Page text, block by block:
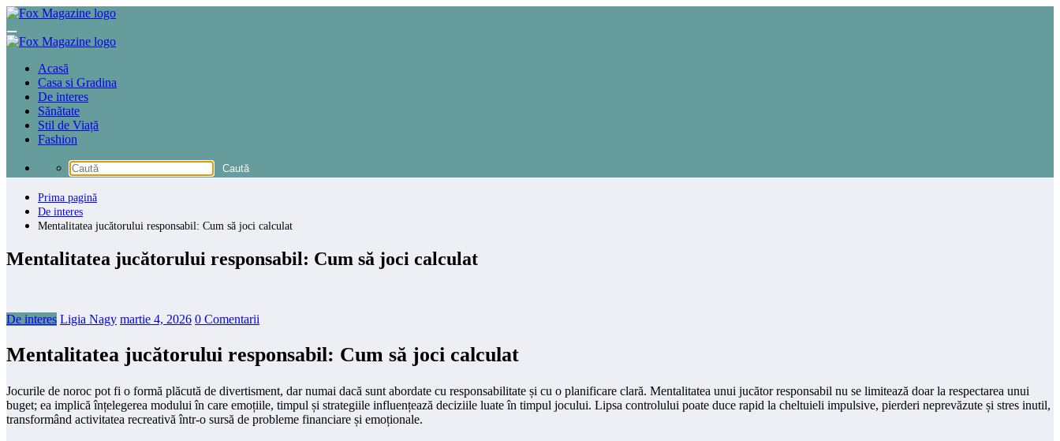
Sari
conținut
Acasă
Casa si Gradina
De interes
Sănătate
Stil de Viață
Fashion
Prima pagină
De interes
Mentalitatea jucătorului responsabil: Cum să joci calculat
Mentalitatea jucătorului responsabil: Cum să joci calculat
De interes Ligia Nagy martie 4, 2026 0 Comentarii
Mentalitatea jucătorului responsabil: Cum să joci calculat
Jocurile de noroc pot fi o formă plăcută de divertisment, dar numai dacă sunt abordate cu responsabilitate și cu o planificare clară. Mentalitatea unui jucător responsabil nu se limitează doar la respectarea unui
buget; ea implică înțelegerea modului în care emoțiile, timpul și strategiile influențează deciziile luate în timpul jocului. Lipsa controlului poate duce rapid la cheltuieli impulsive, pierderi neprevăzute și stres inutil,
transformând activitatea recreativă într-o sursă de probleme financiare și emoționale.